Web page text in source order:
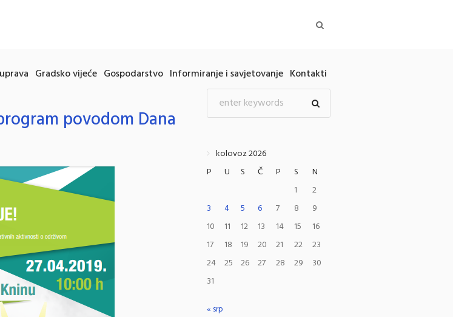
Gradsko vijeće Gospodarstvo Informiranje i savjetovanje Kontakti
povodom Dana
kolovoz 2026
P
U S Č P S
N
1
2
3
4 5 6 7 8
9
10
11 12 13 14 15
16
17
18 19 20 21 22
23
24
25 26 27 28 29
30
31
« srp